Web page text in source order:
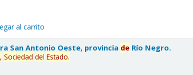
al carrito
San Antonio Oeste, provincia de Río Negro.
Sociedad delEstado.